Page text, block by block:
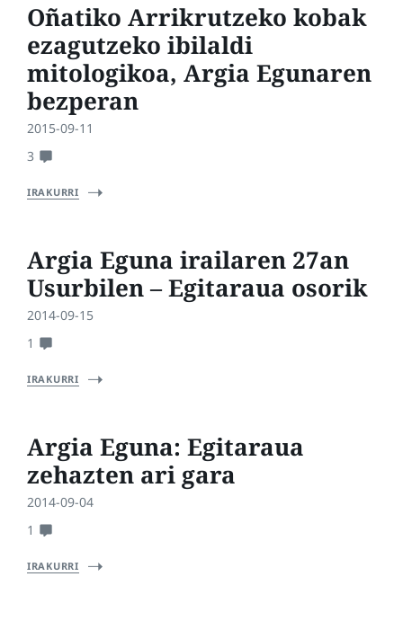
Oñatiko Arrikrutzeko kobak
ezagutzeko ibilaldi
mitologikoa, Argia Egunaren
bezperan
2015-09-11
3
IRAKURRI
Argia Eguna irailaren 27an
Usurbilen – Egitaraua osorik
2014-09-15
1
IRAKURRI
Argia Eguna: Egitaraua
zehazten ari gara
2014-09-04
1
IRAKURRI